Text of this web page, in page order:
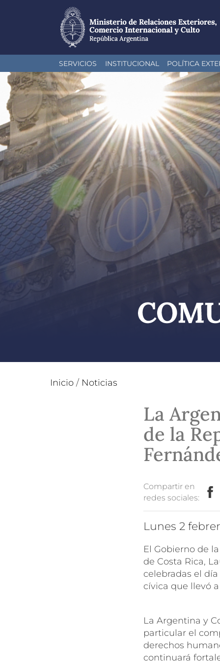
al
contenido
principal
SERVICIOS INSTITUCIONAL POLÍTICA
Inicio / Noticias
La
de la
Compartir en
redes sociales:
lunes 2
El Gobierno de
de Costa Rica,
celebradas el
cívica que llevó
La Argentina y
particular el
derechos
continuará